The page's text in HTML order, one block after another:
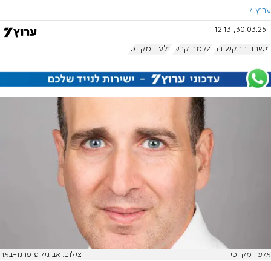
ערוץ 7
30.03.25, 12:13
משרד התקשורת שלמה קרעי אלעד מקדסי
אלעד מקדסי צילום: אביגיל פיפרנו-באר